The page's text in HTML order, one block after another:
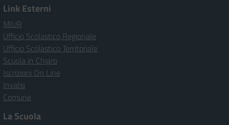
Link Esterni
MIUR
Ufficio Scolastico Regionale
Ufficio Scolastico Territoriale
Scuola in Chiaro
Iscrizioni On Line
Invalsi
Comune
La Scuola